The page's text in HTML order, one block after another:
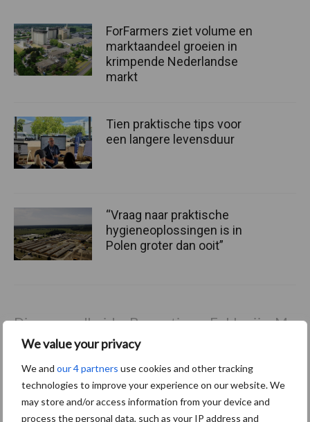
We value your privacy
We and our 4 partners use cookies and other tracking
technologies to improve your experience on our website. We
may store and/or access information from your device and
process the personal data, such as your IP address and
ForFarmers ziet volume en
marktaandeel groeien in
krimpende Nederlandse
markt
Tien praktische tips voor
een langere levensduur
“Vraag naar praktische
hygieneoplossingen is in
Polen groter dan ooit”
Diergezondheid Bemesting Fokkerij
Mastitis Hittestress